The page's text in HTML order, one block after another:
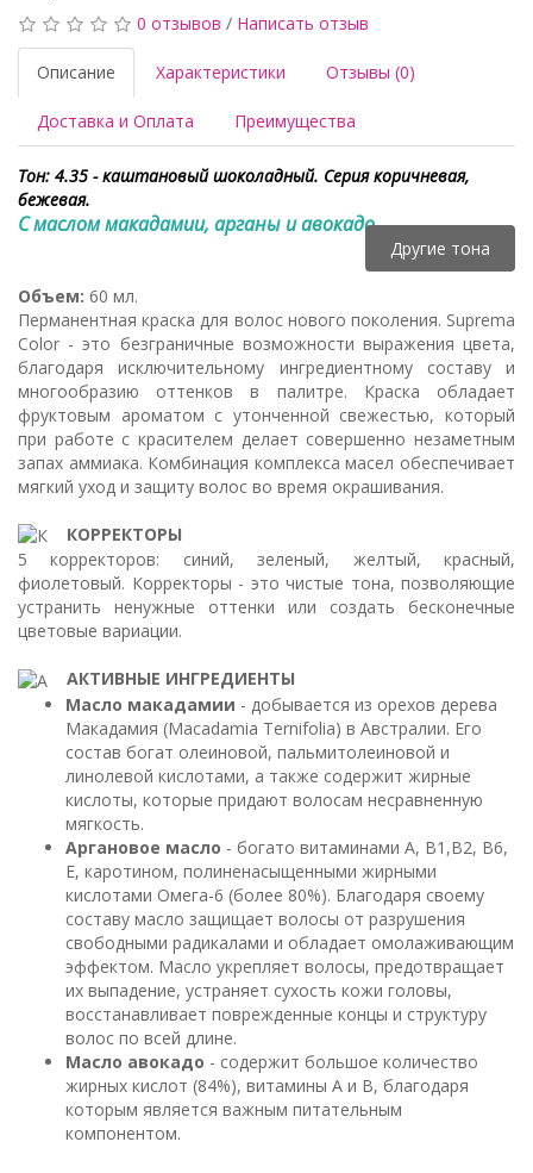
0 отзывов / Написать отзыв
Описание Характеристики Отзывы (0)
Доставка и Оплата Преимущества
Тон: 4.35 - каштановый шоколадный. Серия коричневая,
бежевая.
С маслом макадамии, арганы и авокадо.
Другие тона
Объем: 60 мл.
Перманентная краска для волос нового поколения. Suprema
Color - это безграничные возможности выражения цвета,
благодаря исключительному ингредиентному составу и
многообразию оттенков в палитре. Краска обладает
фруктовым ароматом с утонченной свежестью, который
при работе с красителем делает совершенно незаметным
запах аммиака. Комбинация комплекса масел обеспечивает
мягкий уход и защиту волос во время окрашивания.
КОРРЕКТОРЫ
5 корректоров: синий, зеленый, желтый, красный,
фиолетовый. Корректоры - это чистые тона, позволяющие
устранить ненужные оттенки или создать бесконечные
цветовые вариации.
АКТИВНЫЕ ИНГРЕДИЕНТЫ
Масло макадамии - добывается из орехов дерева
Макадамия (Macadamia Ternifolia) в Австралии. Его
состав богат олеиновой, пальмитолеиновой и
линолевой кислотами, а также содержит жирные
кислоты, которые придают волосам несравненную
мягкость.
Аргановое масло - богато витаминами А, В1,В2, В6,
Е, каротином, полиненасыщенными жирными
кислотами Омега-6 (более 80%). Благодаря своему
составу масло защищает волосы от разрушения
свободными радикалами и обладает омолаживающим
эффектом. Масло укрепляет волосы, предотвращает
их выпадение, устраняет сухость кожи головы,
восстанавливает поврежденные концы и структуру
волос по всей длине.
Масло авокадо - содержит большое количество
жирных кислот (84%), витамины А и В, благодаря
которым является важным питательным
компонентом.